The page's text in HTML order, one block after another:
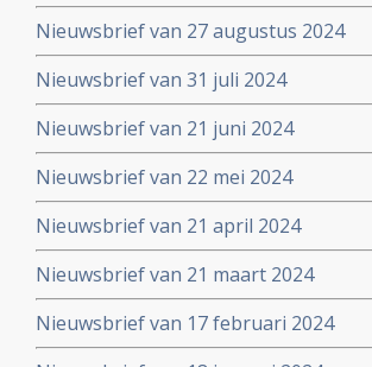
Nieuwsbrief van 27 augustus 2024
Nieuwsbrief van 31 juli 2024
Nieuwsbrief van 21 juni 2024
Nieuwsbrief van 22 mei 2024
Nieuwsbrief van 21 april 2024
Nieuwsbrief van 21 maart 2024
Nieuwsbrief van 17 februari 2024